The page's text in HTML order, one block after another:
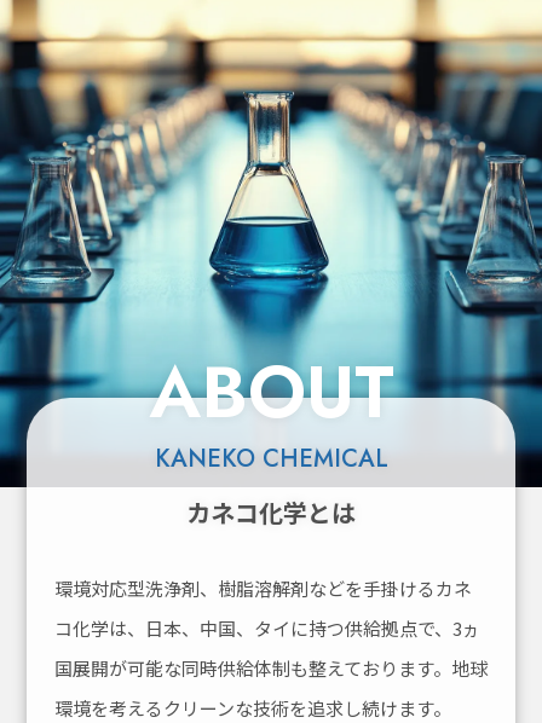
ABOUT
KANEKO CHEMICAL
カネコ化学とは
環境対応型洗浄剤、樹脂溶解剤などを手掛けるカネ
コ化学は、 日本、中国、タイに持つ供給拠点で、3ヵ
国展開が可能な同時供給体制も整えております。 地球
環境を考えるクリーンな技術を追求し続けます。